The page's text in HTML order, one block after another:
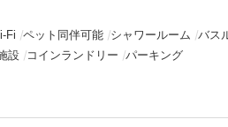
Fi ペット同伴可能 シャワールーム バス
設 コインランドリー パーキング